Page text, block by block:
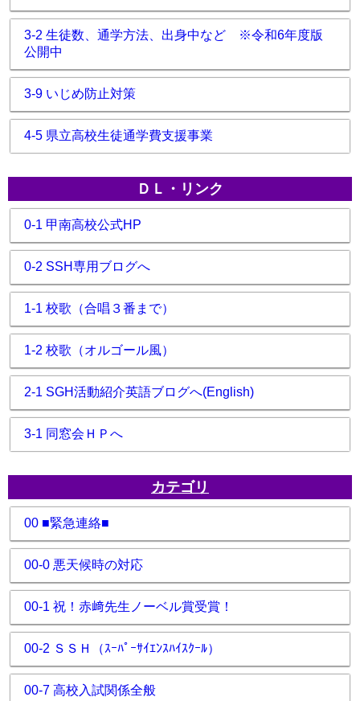
3-2 生徒数、通学方法、出身中など ※令和6年度版
公開中
3-9 いじめ防止対策
4-5 県立高校生徒通学費支援事業
ＤＬ・リンク
0-1 甲南高校公式HP
0-2 SSH専用ブログへ
1-1 校歌（合唱３番まで）
1-2 校歌（オルゴール風）
2-1 SGH活動紹介英語ブログへ(English)
3-1 同窓会ＨＰへ
カテゴリ
00 ■緊急連絡■
00-0 悪天候時の対応
00-1 祝！赤﨑先生ノーベル賞受賞！
00-2 ＳＳＨ（ｽｰﾊﾟｰｻｲｴﾝｽﾊｲｽｸｰﾙ）
00-7 高校入試関係全般